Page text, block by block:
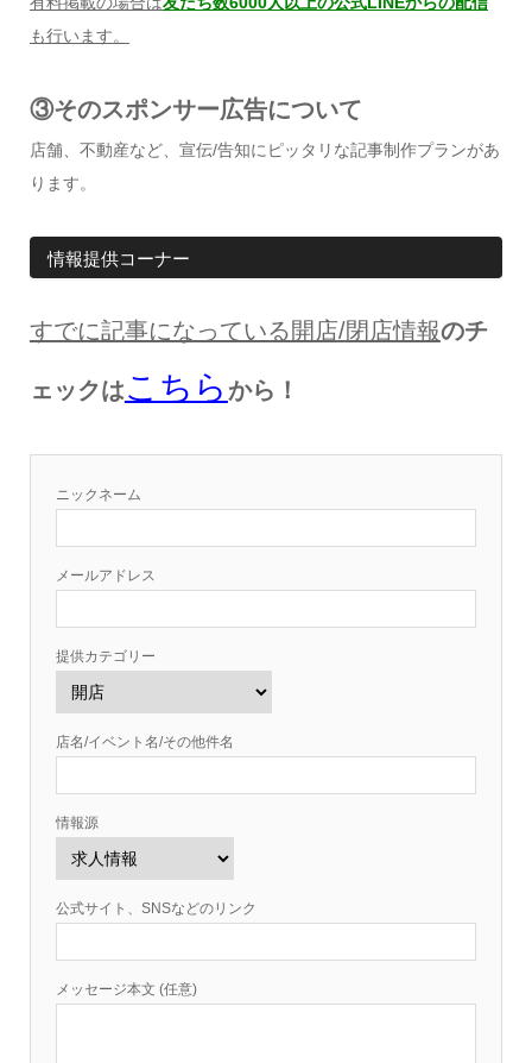
も行います。
③そのスポンサー広告について
店舗、不動産など、宣伝/告知にピッタリな記事制作プランがあ
ります。
情報提供コーナー
すでに記事になっている開店/閉店情報のチ
ェックはこちら から！
ニックネーム
メールアドレス
提供カテゴリー
店名/イベント名/その他件名
情報源
公式サイト、SNSなどのリンク
メッセージ本文 (任意)